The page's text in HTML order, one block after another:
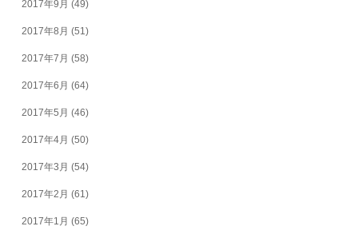
2017年9月 (49)
2017年8月 (51)
2017年7月 (58)
2017年6月 (64)
2017年5月 (46)
2017年4月 (50)
2017年3月 (54)
2017年2月 (61)
2017年1月 (65)